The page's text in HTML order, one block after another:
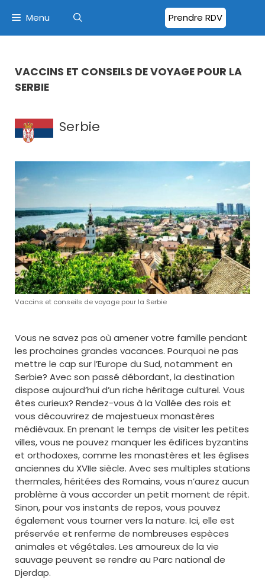
Prendre RDV
Menu
VACCINS ET CONSEILS DE VOYAGE POUR LA
SERBIE
Serbie
Vaccins et conseils de voyage pour la Serbie
Vous ne savez pas où amener votre famille pendant
les prochaines grandes vacances. Pourquoi ne pas
mettre le cap sur l’Europe du Sud, notamment en
Serbie? Avec son passé débordant, la destination
dispose aujourd’hui d’un riche héritage culturel. Vous
êtes curieux? Rendez-vous à la Vallée des rois et
vous découvrirez de majestueux monastères
médiévaux. En prenant le temps de visiter les petites
villes, vous ne pouvez manquer les édifices byzantins
et orthodoxes, comme les monastères et les églises
anciennes du XVIIe siècle. Avec ses multiples stations
thermales, héritées des Romains, vous n’aurez aucun
problème à vous accorder un petit moment de répit.
Sinon, pour vos instants de repos, vous pouvez
également vous tourner vers la nature. Ici, elle est
préservée et renferme de nombreuses espèces
animales et végétales. Les amoureux de la vie
sauvage peuvent se rendre au Parc national de
Djerdap.